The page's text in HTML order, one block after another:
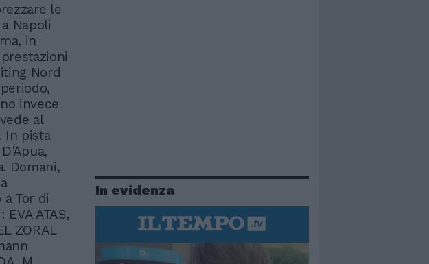
le
Napoli
in
Nord
invece
al
In pista
Domani,
Tor di
EVA ATAS,
ZORAL
In evidenza